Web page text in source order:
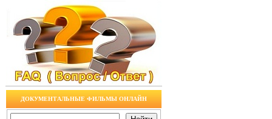
ДОКУМЕНТАЛЬНЫЕ ФИЛЬМЫ ОНЛАЙН